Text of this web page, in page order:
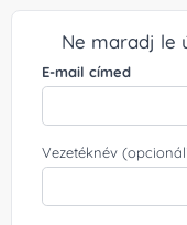
Ne maradj le
E-mail címed
Vezetéknév